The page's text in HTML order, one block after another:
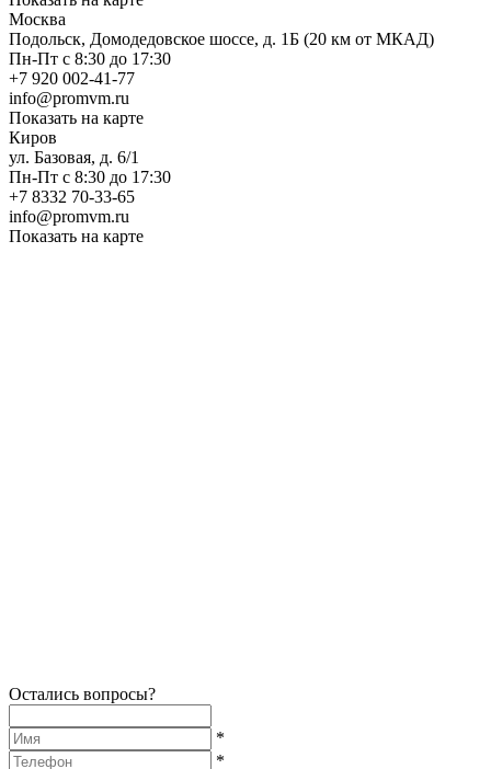
Москва
Подольск, Домодедовское шоссе, д. 1Б (20 км от МКАД)
Пн-Пт с 8:30 до 17:30
+7 920 002-41-77
info@promvm.ru
Показать на карте
Киров
ул. Базовая, д. 6/1
Пн-Пт с 8:30 до 17:30
+7 8332 70-33-65
info@promvm.ru
Показать на карте
Остались вопросы?
*
*